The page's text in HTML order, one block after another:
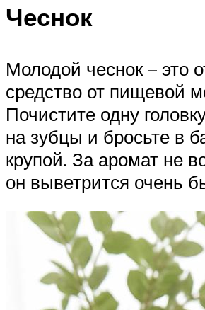
Чеснок
Молодой чеснок – это
средство от пищевой
Почистите одну
на зубцы и бросьте в
крупой. За аромат не
он выветрится очень